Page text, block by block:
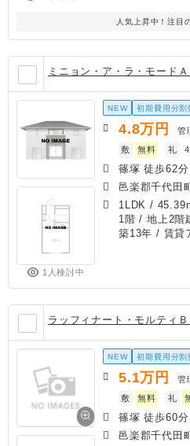
人気上昇中！注目
ミニョン・ア・ラ・モード
1人検討中
NEW 初期費用分割
4.8万円 管
敷
無料 礼
篠塚 徒歩62分
邑楽郡千代田
1LDK /
1階 / 地上2階
築13年 / 賃貸
ラッフィナート・モルティ
NEW 初期費用分割
5.1万円 管
敷
無料 礼
篠塚 徒歩60分
邑楽郡千代田